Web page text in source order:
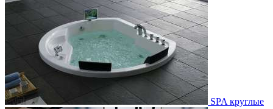
SPA круглые